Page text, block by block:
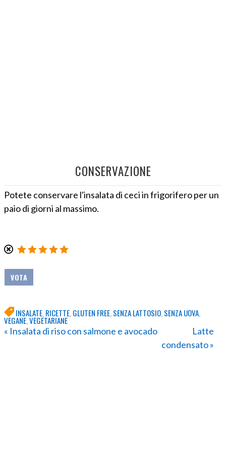
CONSERVAZIONE
Potete conservare l'insalata di ceci in frigorifero per un
paio di giorni al massimo.
INSALATE RICETTE GLUTEN FREE SENZA LATTOSIO SENZA UOVA
VEGANE ,VEGETARIANE
« Insalata di riso con salmone e avocado
Latte
condensato »